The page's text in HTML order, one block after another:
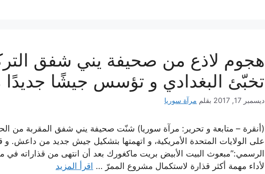
هجوم لاذع من صحيفة يني شفق
تخبّئ البغدادي و تؤسس جيشًا
ديسمبر 17, 2017 بقلم مرآة سوريا
(أنقرة – متابعة و تحرير: مرآة سوريا) شنّت صحيفة يني شفق المقربة من
على الولايات المتحدة الأمريكية، و اتهمتها بتشكيل جيش جديد من داعش.
الرسمي:”مبعوث البيت الأبيض بريت ماكغورك بعد أن انتهى من قذاراته في
لأداء مهمة أكثر قذارة لاستكمال مشروع الممرّ … اقرأ المزيد